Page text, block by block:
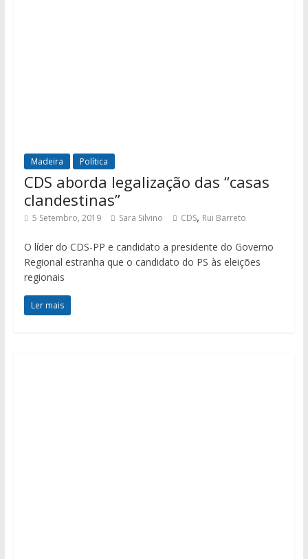
Madeira Política
CDS aborda legalização das “casas
clandestinas”
5 Setembro, 2019 Sara Silvino CDS, Rui Barreto
O líder do CDS-PP e candidato a presidente do Governo
Regional estranha que o candidato do PS às eleições
regionais
Ler mais